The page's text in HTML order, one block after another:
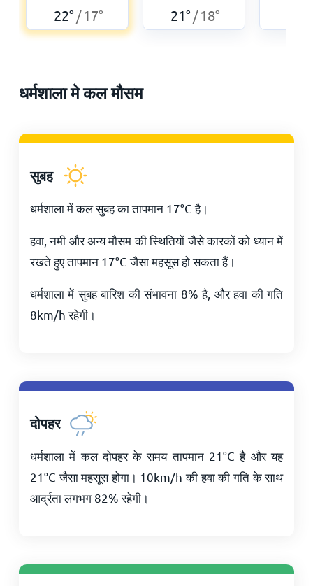
22° /17° 21° /18°
धर्मशाला मे कल मौसम
सुबह
धर्मशाला में कल सुबह का तापमान 17°Cहै।
हवा, नमी और अन्य मौसम की स्थितियों जैसे कारकों को ध्यान में
रखते हुए तापमान 17°Cजैसा महसूस हो सकता हैं।
धर्मशाला में सुबह बारिश की संभावना 8% है, और हवा की गति
8km/hरहेगी।
दोपहर
धर्मशाला में कल दोपहर के समय तापमान 21°C है और यह
21°C जैसा महसूस होगा। 10km/h की हवा की गति के साथ
आर्द्रता लगभग 82% रहेगी।